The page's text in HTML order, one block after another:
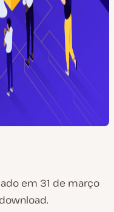
em 31 de março